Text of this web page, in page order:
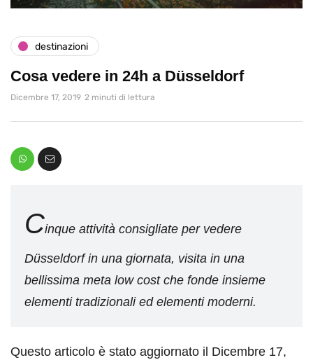
destinazioni
Cosa vedere in 24h a Düsseldorf
Dicembre 17, 2019 2 minuti di lettura
Cinque attività consigliate per vedere
Düsseldorf in una giornata, visita in una
bellissima meta low cost che fonde insieme
elementi tradizionali ed elementi moderni.
Questo articolo è stato aggiornato il Dicembre 17,